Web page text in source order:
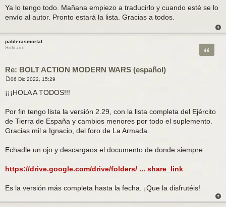
n
s
e
Ya lo tengo todo. Mañana empiezo a traducirlo y cuando esté se lo
envío al autor. Pronto estará la lista. Gracias a todos.
pablerasmortal
Soldado
Re: BOLT ACTION MODERN WARS (español)
Citar
e
n
j
e
06 Dic 2022, 15:29
¡¡¡HOLA A TODOS!!!
Por fin tengo lista la versión 2.29, con la lista completa del Ejército
de Tierra de España y cambios menores por todo el suplemento.
Gracias mil a Ignacio, del foro de La Armada.
Echadle un ojo y descargaos el documento de donde siempre:
https://drive.google.com/drive/folders/ ... share_link
Es la versión más completa hasta la fecha. ¡Que la disfrutéis!